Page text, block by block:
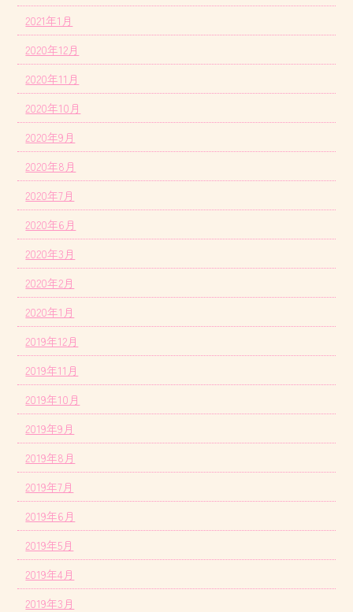
2021年1月
2020年12月
2020年11月
2020年10月
2020年9月
2020年8月
2020年7月
2020年6月
2020年3月
2020年2月
2020年1月
2019年12月
2019年11月
2019年10月
2019年9月
2019年8月
2019年7月
2019年6月
2019年5月
2019年4月
2019年3月